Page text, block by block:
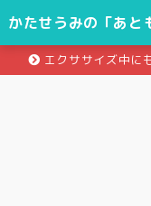
かたせうみの「あと
エクササイズ中に